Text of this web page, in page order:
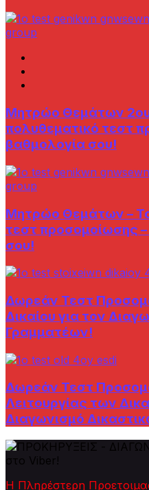
Μητρώο Θεμάτων
πολυθεματικό τεστ
βαθμολογία σου!
Μητρώο Θεμάτων –
τεστ προσομοίωσης
σου!
Δωρεάν Τεστ
Δικαίου για τον
Γραμματέων!
Δωρεάν Τεστ
Λειτουργίας των
Διαγωνισμό
Η Πληρέστερη